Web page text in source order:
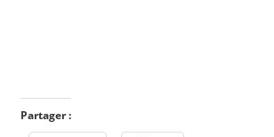
Partager :